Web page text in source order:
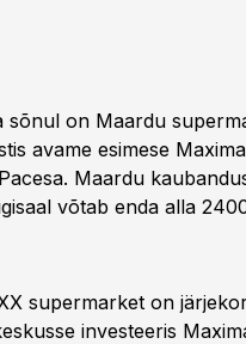
sõnul on Maardu
avame esimese
Maardu
võtab enda alla
supermarket on
investeeris